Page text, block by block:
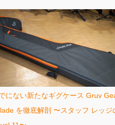
にない新たなギグケース Gruv
を徹底解剖 〜スタッフ レッジ